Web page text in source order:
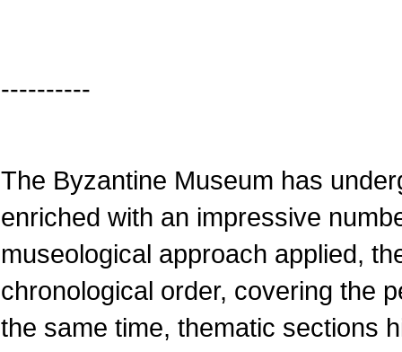
----------
The Byzantine Museum has
enriched with an impressive
museological approach applied,
chronological order, covering the
the same time, thematic sections